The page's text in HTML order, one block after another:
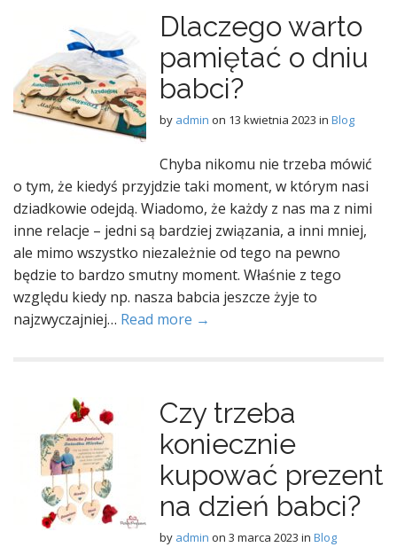
Dlaczego warto
pamiętać o dniu
babci?
by admin on 13 kwietnia 2023 in Blog
Chyba nikomu nie trzeba mówić
o tym, że kiedyś przyjdzie taki moment, w którym nasi
dziadkowie odejdą. Wiadomo, że każdy z nas ma z nimi
inne relacje – jedni są bardziej związania, a inni mniej,
ale mimo wszystko niezależnie od tego na pewno
będzie to bardzo smutny moment. Właśnie z tego
względu kiedy np. nasza babcia jeszcze żyje to
najzwyczajniej… Read more →
Czy trzeba
koniecznie
kupować prezent
na dzień babci?
by admin on 3 marca 2023 in Blog